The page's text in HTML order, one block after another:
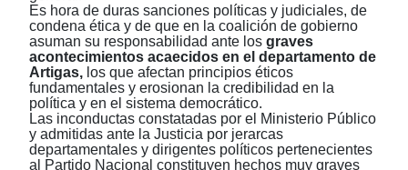
Es hora de duras sanciones políticas y judiciales, de
condena ética y de que en la coalición de gobierno
asuman su responsabilidad ante los graves
acontecimientos acaecidos en el departamento de
Artigas, los que afectan principios éticos
fundamentales y erosionan la credibilidad en la
política y en el sistema democrático.
Las inconductas constatadas por el Ministerio Público
y admitidas ante la Justicia por jerarcas
departamentales y dirigentes políticos pertenecientes
al Partido Nacional constituyen hechos muy graves